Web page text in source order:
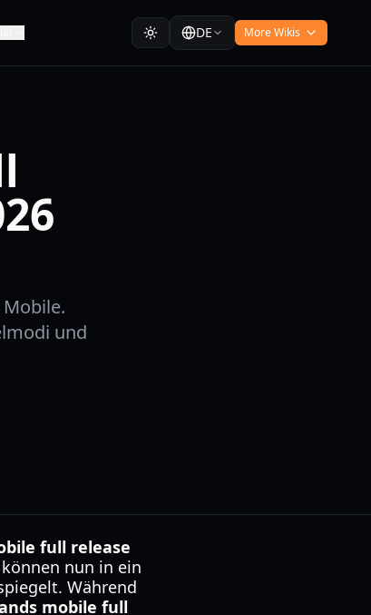
DE More Wikis
und
full release
nun in ein
Während
mobile full